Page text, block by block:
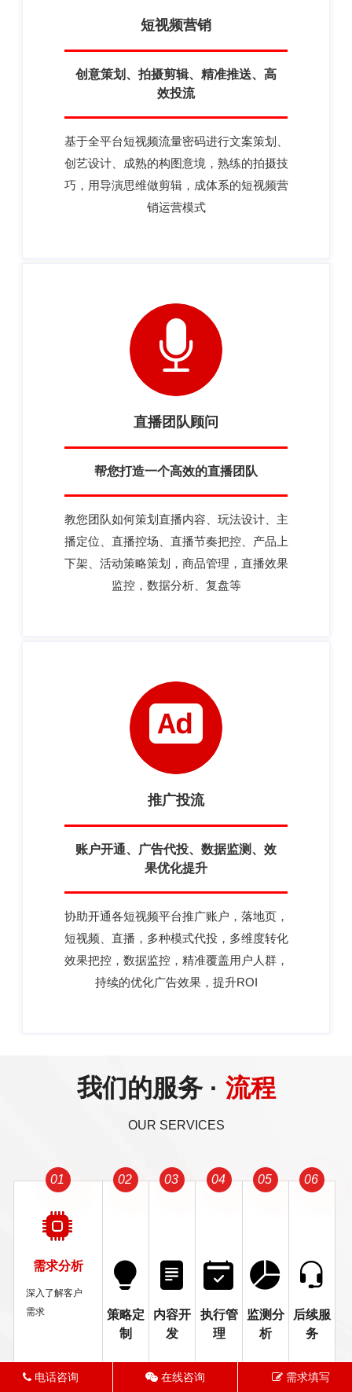
短视频营销
创意策划、拍摄剪辑、精准推送、高
效投流
基于全平台短视频流量密码进行文案策划、
创艺设计、成熟的构图意境，熟练的拍摄技
巧，用导演思维做剪辑，成体系的短视频营
销运营模式
直播团队顾问
帮您打造一个高效的直播团队
教您团队如何策划直播内容、玩法设计、主
播定位、直播控场、直播节奏把控、产品上
下架、活动策略策划，商品管理，直播效果
监控，数据分析、复盘等
推广投流
账户开通、广告代投、数据监测、效
果优化提升
协助开通各短视频平台推广账户，落地页，
短视频、直播，多种模式代投，多维度转化
效果把控，数据监控，精准覆盖用户人群，
持续的优化广告效果，提升ROI
我们的服务 · 流程
OUR SERVICES
01
需求分析
深入了解客户
需求
02
策略定
制
03
内容开
发
04
执行管
理
05
监测分
析
06
后续服
务
电话咨询 在线咨询 需求填写